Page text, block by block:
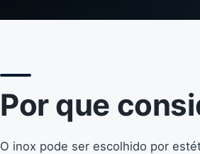
Por que
O inox pode ser escolhido por